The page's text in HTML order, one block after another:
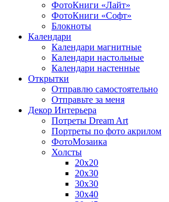
ФотоКниги «Лайт»
ФотоКниги «Софт»
Блокноты
Календари
Календари магнитные
Календари настольные
Календари настенные
Открытки
Отправлю самостоятельно
Отправьте за меня
Декор Интерьера
Потреты Dream Art
Портреты по фото акрилом
ФотоМозаика
Холсты
20х20
20х30
30х30
30х40